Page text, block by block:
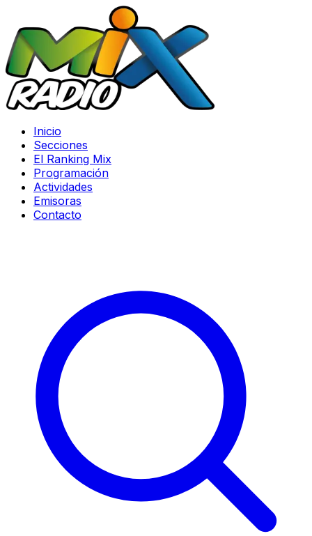
Inicio
Secciones
El Ranking Mix
Programación
Actividades
Emisoras
Contacto